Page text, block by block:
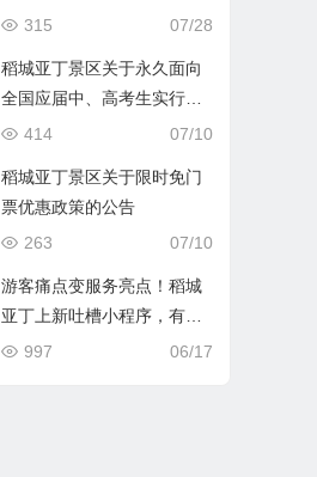
票！预约、入园方式： 07/28
315
稻城亚丁景区关于永久面向
全国应届中、高考生实行免
门票优惠政策的公告
07/10
414
稻城亚丁景区关于限时免门
票优惠政策的公告
07/10
263
游客痛点变服务亮点！稻城
亚丁上新吐槽小程序，有奖
征集建议
06/17
997